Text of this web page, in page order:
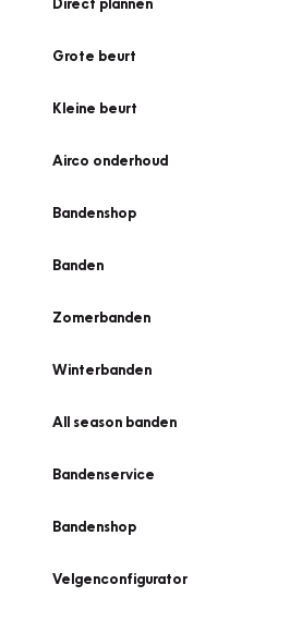
Grote beurt
Kleine beurt
Airco onderhoud
Bandenshop
Banden
Zomerbanden
Winterbanden
All season banden
Bandenservice
Bandenshop
Velgenconfigurator